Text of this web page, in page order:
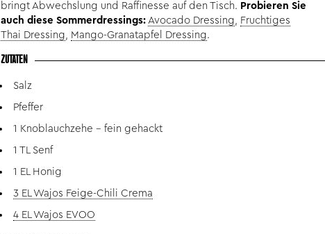
bringt Abwechslung und Raffinesse auf den Tisch. Probieren Sie
auch diese Sommerdressings: Avocado Dressing, Fruchtiges
Thai Dressing, Mango-Granatapfel Dressing.
ZUTATEN
Salz
Pfeffer
1 Knoblauchzehe – fein gehackt
1 TL Senf
1 EL Honig
3 EL Wajos Feige-Chili Crema
4 EL Wajos EVOO